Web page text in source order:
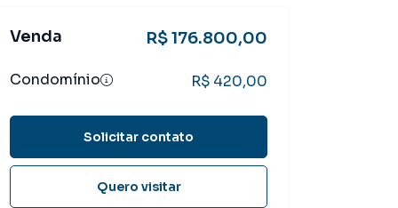
Venda R$ 176.800,00
Condomínio R$ 420,00
Solicitar contato
Quero visitar